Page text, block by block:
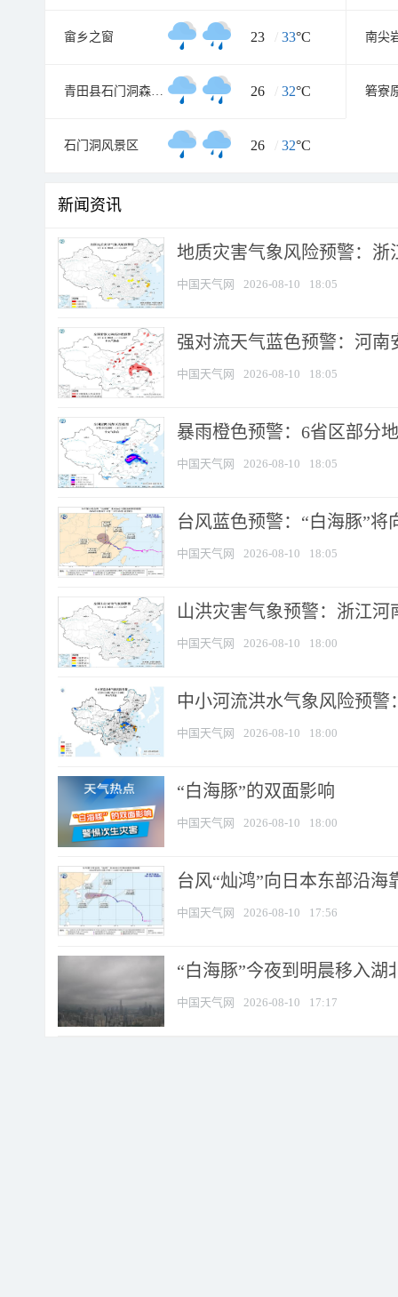
畲乡之窗 23 / 33°C 南尖
青田县石门洞森林公园 26 / 32°C 箬寮
石门洞风景区 26 / 32°C
新闻资讯
地质灾害气象风险预警：浙
中国天气网 2026-08-10 18:05
强对流天气蓝色预警：河南
中国天气网 2026-08-10 18:05
暴雨橙色预警：6省区部分
中国天气网 2026-08-10 18:05
台风蓝色预警：“白海豚”
中国天气网 2026-08-10 18:05
山洪灾害气象预警：浙江
中国天气网 2026-08-10 18:00
中小河流洪水气象风险预
中国天气网 2026-08-10 18:00
​“白海豚”的双面影响
中国天气网 2026-08-10 18:00
台风“灿鸿”向日本东部沿海
中国天气网 2026-08-10 17:56
“白海豚”今夜到明晨移入湖
中国天气网 2026-08-10 17:17